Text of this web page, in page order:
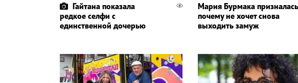
Гайтана показала
редкое селфи с
единственной дочерью
Мария Бурмака
почему не хочет снова
выходить замуж